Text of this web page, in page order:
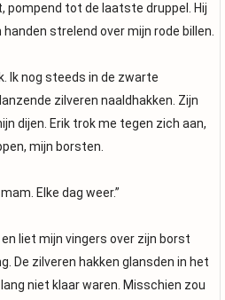
pompend tot de laatste druppel. Hij
strelend over mijn rode billen.
Ik nog steeds in de zwarte
zilveren naaldhakken. Zijn
dijen. Erik trok me tegen zich aan,
mijn borsten.
Elke dag weer.”
en liet mijn vingers over zijn borst
De zilveren hakken glansden in het
niet klaar waren. Misschien zou